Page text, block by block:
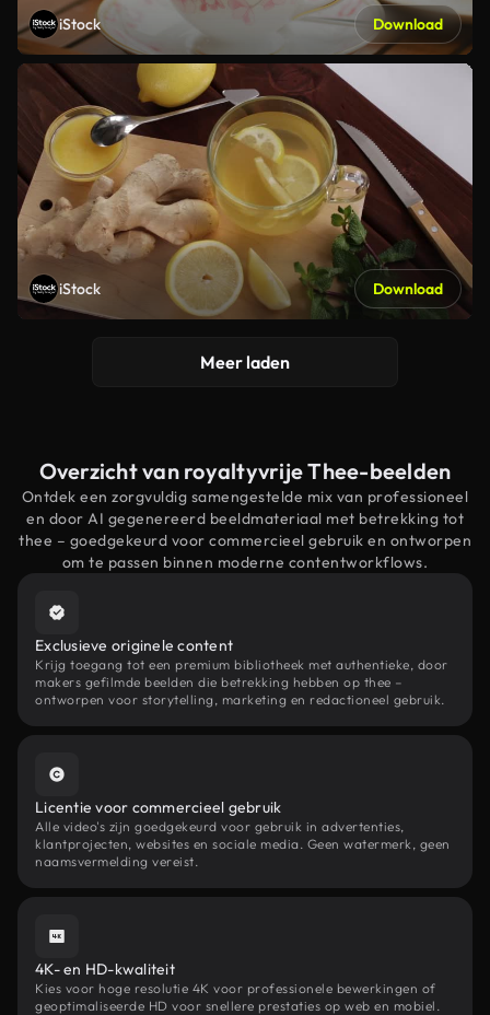
iStock Download
iStock Download
Meer laden
Overzicht van royaltyvrije Thee-beelden
Ontdek een zorgvuldig samengestelde mix van professioneel
en door AI gegenereerd beeldmateriaal met betrekking tot
thee – goedgekeurd voor commercieel gebruik en ontworpen
om te passen binnen moderne contentworkflows.
Exclusieve originele content
Krijg toegang tot een premium bibliotheek met authentieke, door
makers gefilmde beelden die betrekking hebben op thee –
ontworpen voor storytelling, marketing en redactioneel gebruik.
Licentie voor commercieel gebruik
Alle video's zijn goedgekeurd voor gebruik in advertenties,
klantprojecten, websites en sociale media. Geen watermerk, geen
naamsvermelding vereist.
4K- en HD-kwaliteit
Kies voor hoge resolutie 4K voor professionele bewerkingen of
geoptimaliseerde HD voor snellere prestaties op web en mobiel.